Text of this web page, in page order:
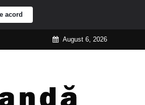
August 6, 2026
acord